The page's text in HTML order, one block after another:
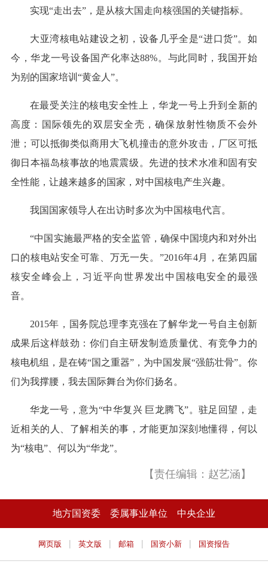
实现“走出去”，是从核大国走向核强国的关键指标。
大亚湾核电站建设之初，设备几乎全是“进口货”。如
今，华龙一号设备国产化率达88%。与此同时，我国开始
为别的国家培训“黄金人”。
在最受关注的核电安全性上，华龙一号上升到全新的
高度：国际领先的双层安全壳，确保放射性物质不会外
泄；可以抵御类似商用大飞机撞击的意外攻击，厂区可抵
御日本福岛核事故的地震震级。先进的技术水准和固有安
全性能，让越来越多的国家，对中国核电产生兴趣。
我国国家领导人在出访时多次为中国核电代言。
“中国实施最严格的安全监管，确保中国境内和对外出
口的核电站安全可靠、万无一失。”2016年4月，在第四届
核安全峰会上，习近平向世界发出中国核电安全的最强
音。
2015年，国务院总理李克强在了解华龙一号自主创新
成果后这样鼓劲：你们自主研发制造质量优、有竞争力的
核电机组，是在铸“国之重器”，为中国发展“强筋壮骨”。你
们为我撑腰，我去国际舞台为你们扬名。
华龙一号，意为“中华复兴 巨龙腾飞”。驻足回望，走
近相关的人、了解相关的事，才能更加深刻地懂得，何以
为“核电”、何以为“华龙”。
【责任编辑：赵艺涵】
地方国资委 委属事业单位 中央企业
网页版 | 英文版 | 邮箱 | 国资小新 | 国资报告